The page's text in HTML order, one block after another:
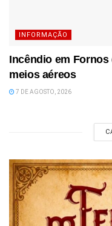
INFORMAÇÃO
Incêndio em
meios aéreos
7 DE AGOSTO, 2026